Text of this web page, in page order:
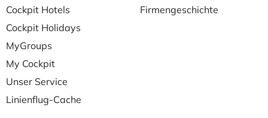
Cockpit Hotels
Cockpit Holidays
MyGroups
My Cockpit
Unser Service
Linienflug-Cache
Firmengeschichte